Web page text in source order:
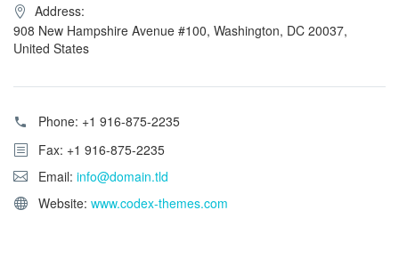
Address:
908 New Hampshire Avenue #100, Washington, DC 20037,
United States
Phone: +1 916-875-2235
Fax: +1 916-875-2235
Email: info@domain.tld
Website: www.codex-themes.com